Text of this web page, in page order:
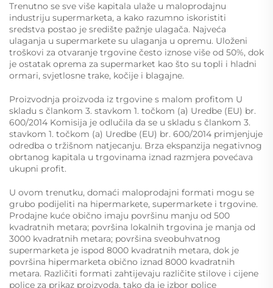
Trenutno se sve više kapitala ulaže u maloprodajnu
industriju supermarketa, a kako razumno iskoristiti
sredstva postao je središte pažnje ulagača. Najveća
ulaganja u supermarkete su ulaganja u opremu. Uloženi
troškovi za otvaranje trgovine često iznose više od 50%, dok
je ostatak oprema za supermarket kao što su topli i hladni
ormari, svjetlosne trake, kočije i blagajne.
Proizvodnja proizvoda iz trgovine s malom profitom U
skladu s člankom 3. stavkom 1. točkom (a) Uredbe (EU) br.
600/2014 Komisija je odlučila da se u skladu s člankom 3.
stavkom 1. točkom (a) Uredbe (EU) br. 600/2014 primjenjuje
odredba o tržišnom natjecanju. Brza ekspanzija negativnog
obrtanog kapitala u trgovinama iznad razmjera povećava
ukupni profit.
U ovom trenutku, domaći maloprodajni formati mogu se
grubo podijeliti na hipermarkete, supermarkete i trgovine.
Prodajne kuće obično imaju površinu manju od 500
kvadratnih metara; površina lokalnih trgovina je manja od
3000 kvadratnih metara; površina sveobuhvatnog
supermarketa je ispod 8000 kvadratnih metara, dok je
površina hipermarketa obično iznad 8000 kvadratnih
metara. Različiti formati zahtijevaju različite stilove i cijene
police za prikaz proizvoda, tako da je izbor police